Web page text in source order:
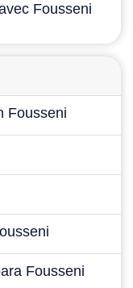
Fousseni
Fousseni
Fousseni